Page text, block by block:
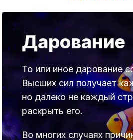
Дарование
То или иное дарование
Высших сил получает
но далеко не каждый
раскрыть его.
Во многих случаях